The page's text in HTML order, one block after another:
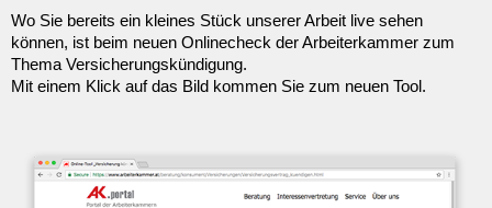
Wo Sie bereits ein kleines Stück unserer Arbeit live sehen
können, ist beim neuen Onlinecheck der Arbeiterkammer zum
Thema Versicherungskündigung.
Mit einem Klick auf das Bild kommen Sie zum neuen Tool.